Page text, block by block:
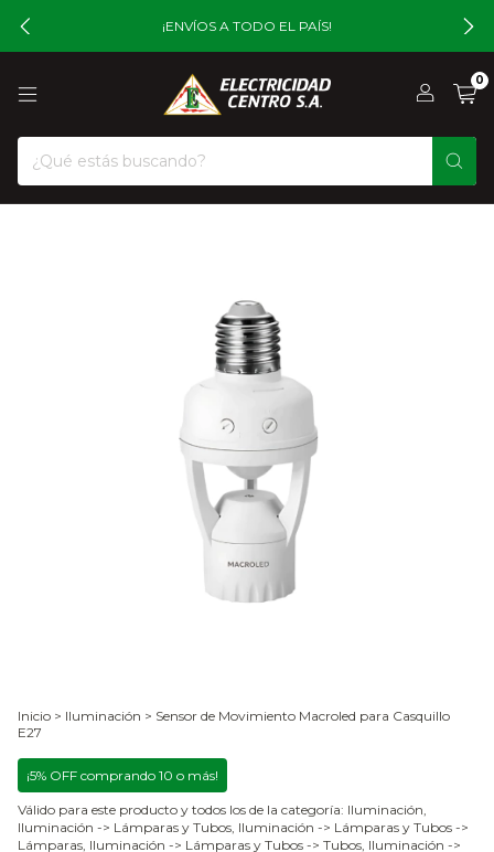
¡ENVÍOS A TODO EL PAÍS!
0
Inicio > Iluminación > Sensor de Movimiento Macroled para Casquillo
E27
¡5% OFF comprando 10 o más!
Válido para este producto y todos los de la categoría: Iluminación,
Iluminación -> Lámparas y Tubos, Iluminación -> Lámparas y Tubos ->
Lámparas, Iluminación -> Lámparas y Tubos -> Tubos, Iluminación ->